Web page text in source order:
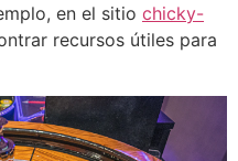
en el sitio chicky-
recursos útiles para